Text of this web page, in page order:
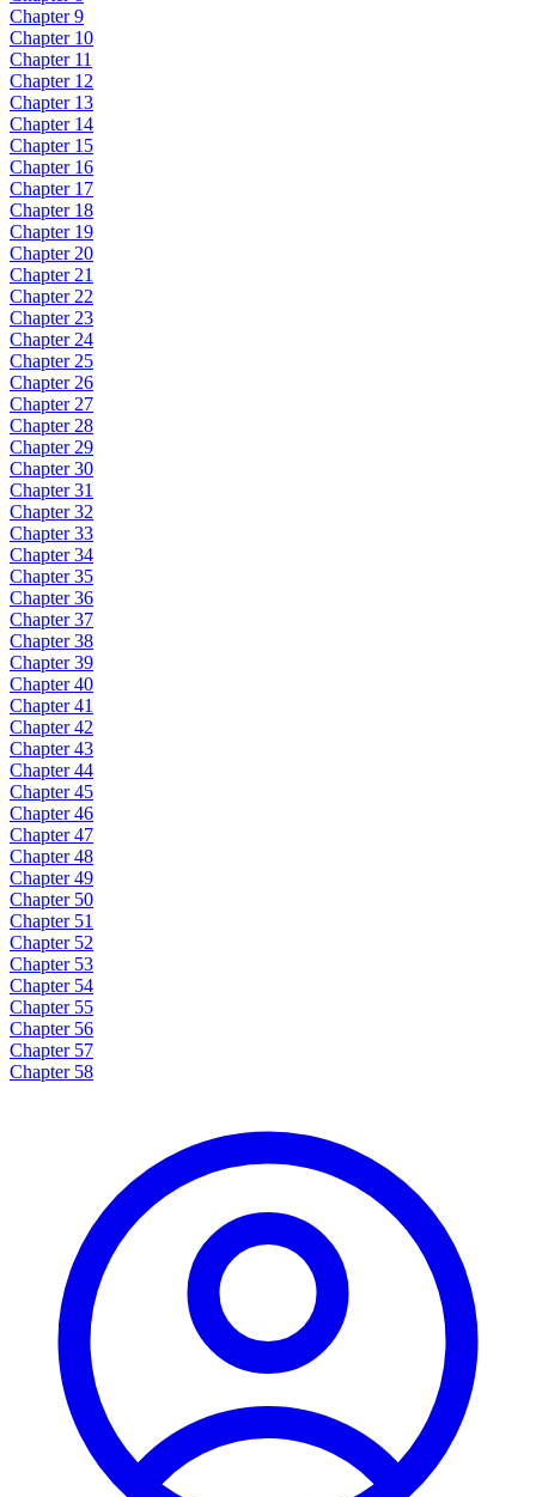
Chapter 9
Chapter 10
Chapter 11
Chapter 12
Chapter 13
Chapter 14
Chapter 15
Chapter 16
Chapter 17
Chapter 18
Chapter 19
Chapter 20
Chapter 21
Chapter 22
Chapter 23
Chapter 24
Chapter 25
Chapter 26
Chapter 27
Chapter 28
Chapter 29
Chapter 30
Chapter 31
Chapter 32
Chapter 33
Chapter 34
Chapter 35
Chapter 36
Chapter 37
Chapter 38
Chapter 39
Chapter 40
Chapter 41
Chapter 42
Chapter 43
Chapter 44
Chapter 45
Chapter 46
Chapter 47
Chapter 48
Chapter 49
Chapter 50
Chapter 51
Chapter 52
Chapter 53
Chapter 54
Chapter 55
Chapter 56
Chapter 57
Chapter 58